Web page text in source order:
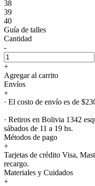
38
39
40
Guía de talles
Cantidad
-
+
Agregar al carrito
Envíos
+
· El costo de envío es de
· Retiros en Bolivia 1342
sábados de 11 a 19 hs.
Métodos de pago
+
Tarjetas de crédito Visa,
recargo.
Materiales y Cuidados
+